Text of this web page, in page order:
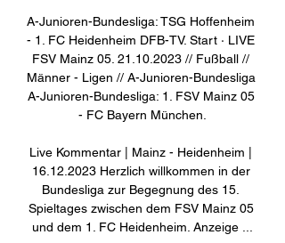
A-Junioren-Bundesliga: TSG Hoffenheim
- 1. FC Heidenheim DFB-TV. Start · LIVE
FSV Mainz 05. 21.10.2023 // Fußball //
Männer - Ligen // A-Junioren-Bundesliga
A-Junioren-Bundesliga: 1. FSV Mainz 05
- FC Bayern München.
Live Kommentar | Mainz - Heidenheim |
16.12.2023 Herzlich willkommen in der
Bundesliga zur Begegnung des 15.
Spieltages zwischen dem FSV Mainz 05
und dem 1. FC Heidenheim. Anzeige ...